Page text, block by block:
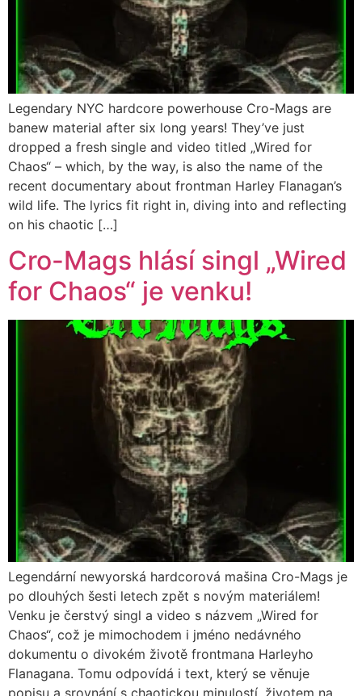
Legendary NYC hardcore powerhouse Cro-Mags are
banew material after six long years! They’ve just
dropped a fresh single and video titled „Wired for
Chaos“ – which, by the way, is also the name of the
recent documentary about frontman Harley Flanagan’s
wild life. The lyrics fit right in, diving into and reflecting
on his chaotic […]
Cro-Mags hlásí singl „Wired
for Chaos“ je venku!
Legendární newyorská hardcorová mašina Cro-Mags je
po dlouhých šesti letech zpět s novým materiálem!
Venku je čerstvý singl a video s názvem „Wired for
Chaos“, což je mimochodem i jméno nedávného
dokumentu o divokém životě frontmana Harleyho
Flanagana. Tomu odpovídá i text, který se věnuje
popisu a srovnání s chaotickou minulostí, životem na